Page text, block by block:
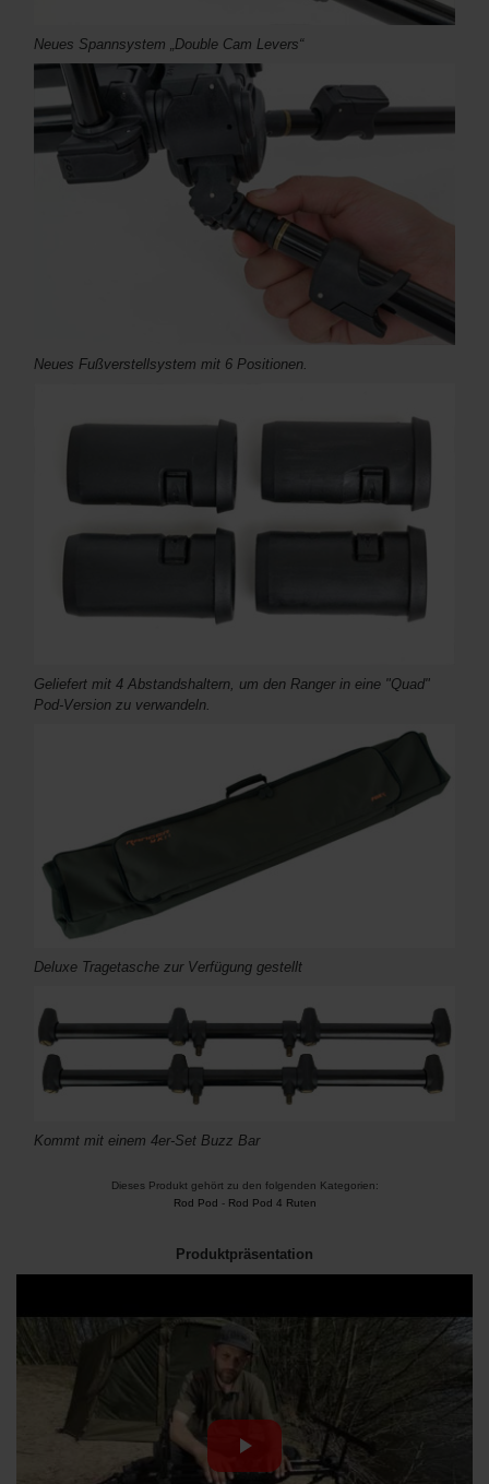
Neues Spannsystem „Double Cam Levers“
Neues Fußverstellsystem mit 6 Positionen.
Geliefert mit 4 Abstandshaltern, um den Ranger in eine "Quad"
Pod-Version zu verwandeln.
Deluxe Tragetasche zur Verfügung gestellt
Kommt mit einem 4er-Set Buzz Bar
Dieses Produkt gehört zu den folgenden Kategorien:
Rod Pod - Rod Pod 4 Ruten
Produktpräsentation